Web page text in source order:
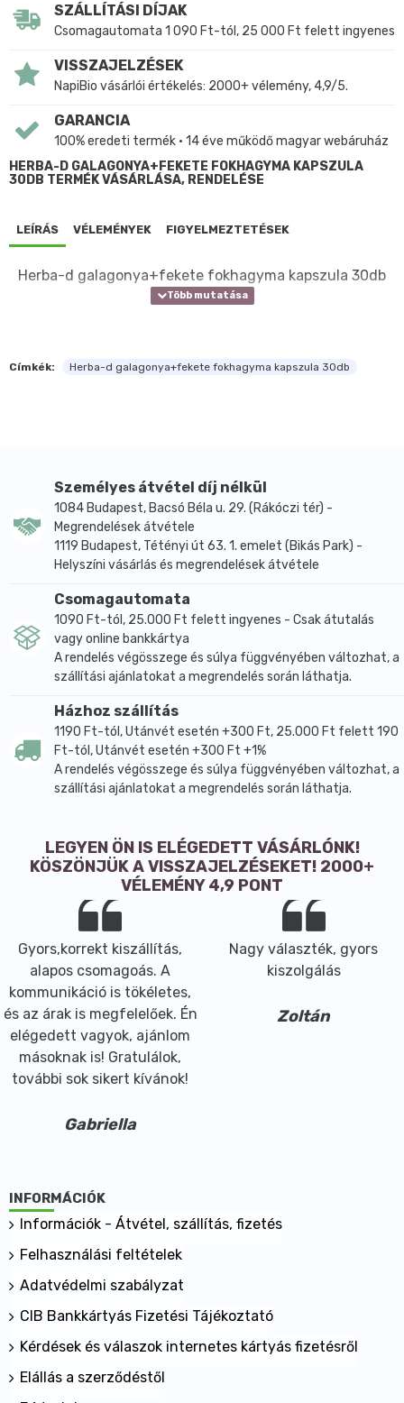
SZÁLLÍTÁSI DÍJAK
Csomagautomata 1 090 Ft-tól, 25 000 Ft felett ingyenes
VISSZAJELZÉSEK
NapiBio vásárlói értékelés: 2000+ vélemény, 4,9/5.
GARANCIA
100% eredeti termék • 14 éve működő magyar webáruház
HERBA-D GALAGONYA+FEKETE FOKHAGYMA KAPSZULA
30DB TERMÉK VÁSÁRLÁSA, RENDELÉSE
LEÍRÁS VÉLEMÉNYEK FIGYELMEZTETÉSEK
Herba-d galagonya+fekete fokhagyma kapszula 30db
Címkék: Herba-d galagonya+fekete fokhagyma kapszula 30db
Személyes átvétel díj nélkül
1084 Budapest, Bacsó Béla u. 29. (Rákóczi tér) -
Megrendelések átvétele
1119 Budapest, Tétényi út 63. 1. emelet (Bikás Park) -
Helyszíni vásárlás és megrendelések átvétele
Csomagautomata
1090 Ft-tól, 25.000 Ft felett ingyenes - Csak átutalás
vagy online bankkártya
A rendelés végösszege és súlya függvényében változhat, a
szállítási ajánlatokat a megrendelés során láthatja.
Házhoz szállítás
1190 Ft-tól, Utánvét esetén +300 Ft, 25.000 Ft felett 190
Ft-tól, Utánvét esetén +300 Ft +1%
A rendelés végösszege és súlya függvényében változhat, a
szállítási ajánlatokat a megrendelés során láthatja.
LEGYEN ÖN IS ELÉGEDETT VÁSÁRLÓNK!
KÖSZÖNJÜK A VISSZAJELZÉSEKET! 2000+
VÉLEMÉNY 4,9 PONT
Gyors,korrekt kiszállítás,
alapos csomagoás. A
kommunikáció is tökéletes,
és az árak is megfelelőek. Én
elégedett vagyok, ajánlom
másoknak is! Gratulálok,
további sok sikert kívánok!
Gabriella
Nagy választék, gyors
kiszolgálás
Zoltán
INFORMÁCIÓK
Információk - Átvétel, szállítás, fizetés
Felhasználási feltételek
Adatvédelmi szabályzat
CIB Bankkártyás Fizetési Tájékoztató
Kérdések és válaszok internetes kártyás fizetésről
Elállás a szerződéstől